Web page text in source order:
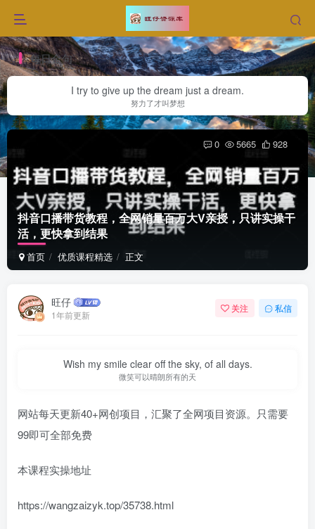
每日金句
I try to give up the dream just a dream.
努力了才叫梦想
抖音口播带货教程，全网销量百万大V亲授，只讲实操干
活，更快拿到结果
首页 优质课程精选 正文
0 5665 928
旺仔
1年前更新
关注 私信
Wish my smile clear off the sky, of all days.
微笑可以晴朗所有的天
网站每天更新40+网创项目，汇聚了全网项目资源。只需要
99即可全部免费
本课程实操地址
https://wangzaizyk.top/35738.html